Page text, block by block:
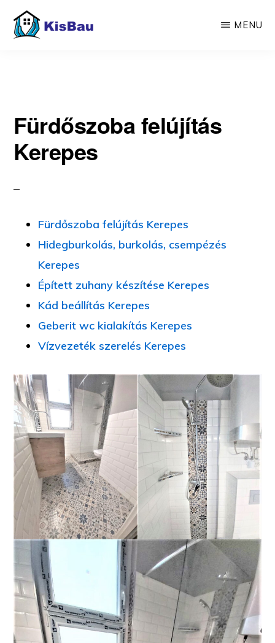
Skip
MENU
Fürdőszoba felújítás
Kerepes
Fürdőszoba felújítás Kerepes
Hidegburkolás, burkolás, csempézés
Kerepes
Épített zuhany készítése Kerepes
Kád beállítás Kerepes
Geberit wc kialakítás Kerepes
Vízvezeték szerelés Kerepes